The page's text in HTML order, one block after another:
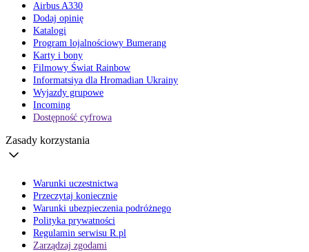
Airbus A330
Dodaj opinię
Katalogi
Program lojalnościowy Bumerang
Karty i bony
Filmowy Świat Rainbow
Informatsiya dla Hromadian Ukrainy
Wyjazdy grupowe
Incoming
Dostępność cyfrowa
Zasady korzystania
Warunki uczestnictwa
Przeczytaj koniecznie
Warunki ubezpieczenia podróżnego
Polityka prywatności
Regulamin serwisu R.pl
Zarządzaj zgodami